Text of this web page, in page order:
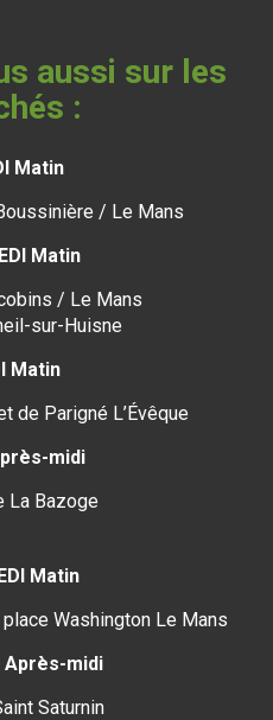
aussi sur les
:
Matin
/ Le Mans
Matin
/ Le Mans
sur-Huisne
Matin
de Parigné L’Évêque
midi
La Bazoge
Matin
Washington Le Mans
Après-midi
Saturnin